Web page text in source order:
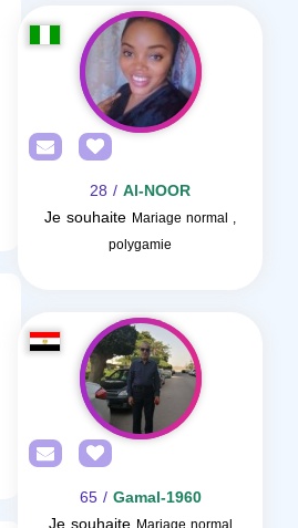
Al-NOOR
/ 28
Je souhaite Mariage normal ,
polygamie
Gamal-1960
/ 65